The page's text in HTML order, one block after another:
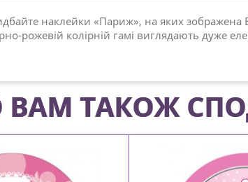
наклейки «Париж», на яких
рожевій колірній гамі виглядають дуже
ТАКОЖ